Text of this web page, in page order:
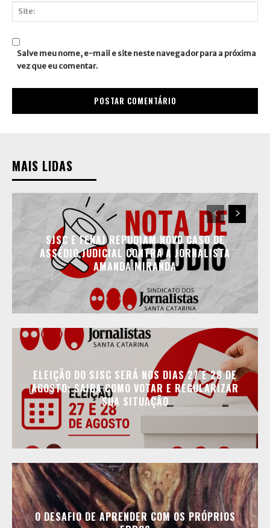
mail:*
Salve meu nome, e-mail e site neste navegador para a próxima
vez que eu comentar.
MAIS LIDAS
SJSC E FENAJ REPUDIAM NOVO CASO DE
ASSÉDIO JUDICIAL CONTRA A JORNALISTA
AMANDA MIRANDA
ELEIÇÃO DO SJSC SERÁ NOS DIAS 27 E 28 DE
AGOSTO; SAIBA COMO VOTAR E REGULARIZAR
SUA SITUAÇÃO
O DESAFIO DE APRENDER COM OS PRÓPRIOS